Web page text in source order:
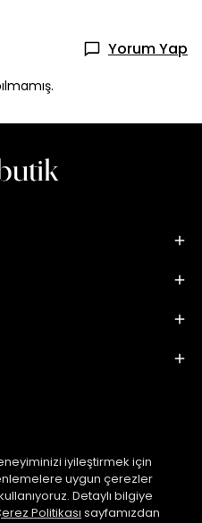
iyileştirmek için
uygun çerezler
Detaylı bilgiye
Politikası sayfamızdan
Yorum Yap